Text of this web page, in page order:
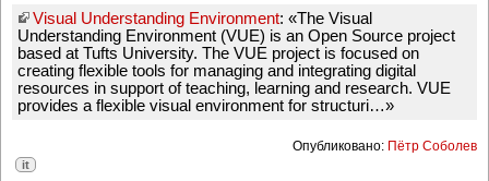
Visual Understanding Environment: «The Visual
Understanding Environment (VUE) is an Open Source project
based at Tufts University. The VUE project is focused on
creating flexible tools for managing and integrating digital
resources in support of teaching, learning and research. VUE
provides a flexible visual environment for structuri…»
Опубликовано: Пётр Соболев
it